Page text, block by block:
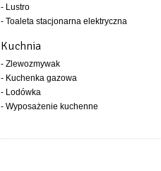
- Lustro
- Toaleta stacjonarna elektryczna
Kuchnia
- Zlewozmywak
- Kuchenka gazowa
- Lodówka
- Wyposażenie kuchenne